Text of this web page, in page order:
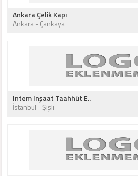
Ankara Çelik Kapı
Ankara - Çankaya
Intem Inşaat Taahhüt E..
İstanbul - Şişli